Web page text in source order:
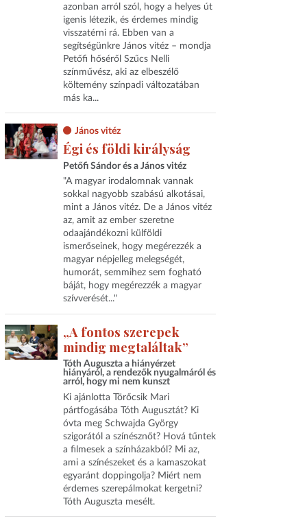
azonban arról szól, hogy a helyes út
igenis létezik, és érdemes mindig
visszatérni rá. Ebben van a
segítségünkre János vitéz – mondja
Petőfi hőséről Szűcs Nelli
színművész, aki az elbeszélő
költemény színpadi változatában
más ka...
János vitéz
Égi és földi királyság
Petőfi Sándor és a János vitéz
"A magyar irodalomnak vannak
sokkal nagyobb szabású alkotásai,
mint a János vitéz. De a János vitéz
az, amit az ember szeretne
odaajándékozni külföldi
ismerőseinek, hogy megérezzék a
magyar népjelleg melegségét,
humorát, semmihez sem fogható
báját, hogy megérezzék a magyar
szívverését..."
„A fontos szerepek
mindig megtaláltak”
Tóth Auguszta a hiányérzet
hiányáról, a rendezők nyugalmáról és
arról, hogy mi nem kunszt
Ki ajánlotta Törőcsik Mari
pártfogásába Tóth Augusztát? Ki
óvta meg Schwajda György
szigorától a színésznőt? Hová tűntek
a filmesek a színházakból? Mi az,
ami a színészeket és a kamaszokat
egyaránt doppingolja? Miért nem
érdemes szerepálmokat kergetni?
Tóth Auguszta mesélt.